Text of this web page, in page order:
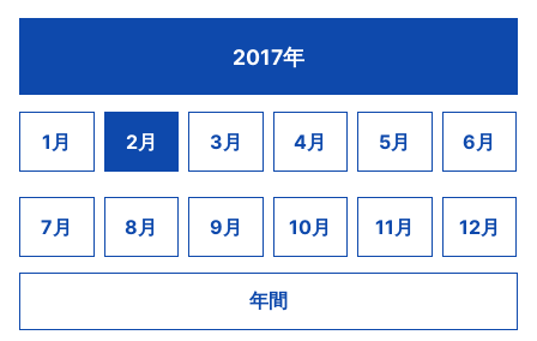
2516万円まで落ち込んだ。また、採算確保が精一杯
な状況が続いていたことに加え、数カ月分の在庫負
存度が高く余裕のない資金繰りになっていた。ここ
にきて資金難から事業継続が困難になった。なお、
ク医薬品の普及に伴い当社の売上高も増加基調とな
り、ここ数年は40億円台の売上高で推移していた。
庫資金の需要増から金融借入金への資金依存度は高
産処理や人的リストラによる合理化を推進してきた
ものの経営改善は見られず、事業継続を断念した。
同時に破産申請した関連3社は以下の通り。
・日医工中国販売（株）（TSR企業コー
ター」に係る資産・負債を引き継ぐため、会社分割
によって設立された。会社分割と同時に同センター
は操業停止し、負債を圧縮するべく28年6月、「浦郷
年10月株主総会の決議により解散し、今回の措置と
なった。
人番号:4030001036227、八潮市鶴ヶ曽根897－3、
設立昭和48年6月、資本金3000万円、豊田裕之社
長）は再度の資金ショートから2月6日、行き詰まり
を表面化した。負債総額は32億600万円（平成28年
5月期決算時点）。
長年、土木工事業者として公共工事を中心に請け
負い、東日本大震災後は、福島県や岩手県の地元業
者とともに復興事業に従事してきた。ここ数年は、
除染作業などを受注したことで売上高が大幅に増加
2017年
1月 2月 3月 4月 5月 6月
7月 8月 9月 10月 11月 12月
年間